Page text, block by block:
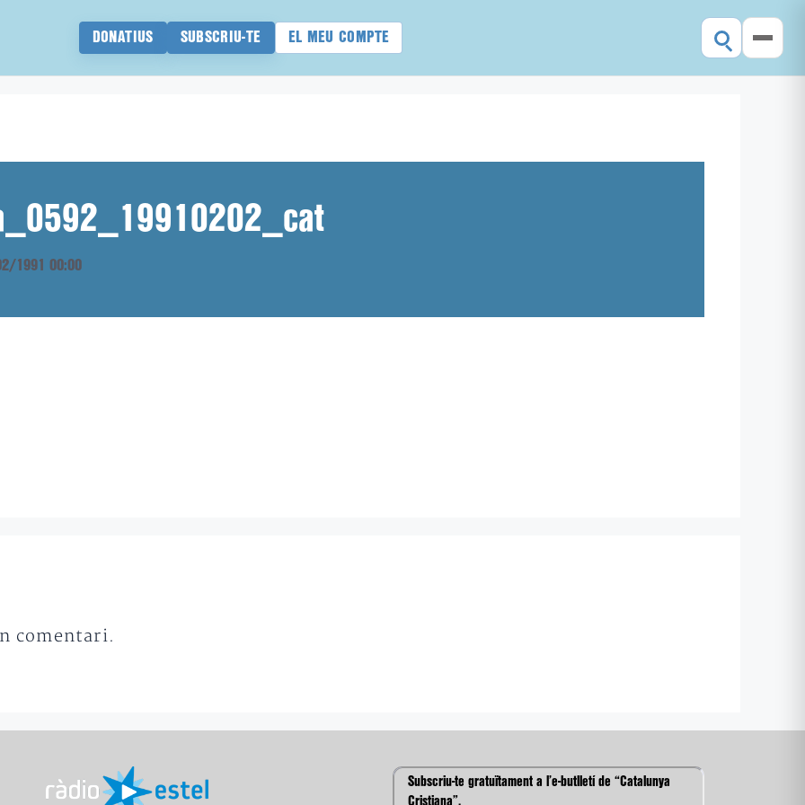
DONATIUS SUBSCRIU-TE EL MEU COMPTE
1991 00:00
comentari.
Subscriu-te gratuïtament a l’e-butlletí de “Catalunya
Cristiana”.